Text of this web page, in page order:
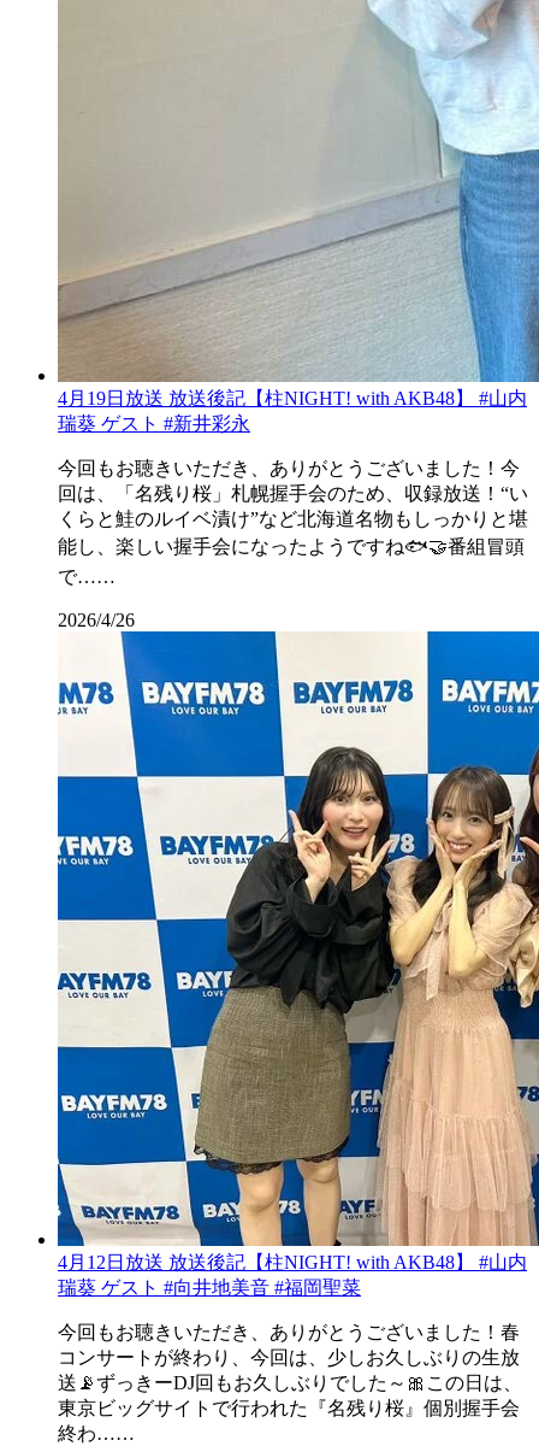
4月19日放送 放送後記【柱NIGHT! with AKB48】 #山内
瑞葵 ゲスト #新井彩永
今回もお聴きいただき、ありがとうございました！今
回は、「名残り桜」札幌握手会のため、収録放送！“い
くらと鮭のルイベ漬け”など北海道名物もしっかりと堪
能し、楽しい握手会になったようですね🐟🤝番組冒頭
で……
2026/4/26
4月12日放送 放送後記【柱NIGHT! with AKB48】 #山内
瑞葵 ゲスト #向井地美音 #福岡聖菜
今回もお聴きいただき、ありがとうございました！春
コンサートが終わり、今回は、少しお久しぶりの生放
送📡ずっきーDJ回もお久しぶりでした～🎀この日は、
東京ビッグサイトで行われた『名残り桜』個別握手会
終わ……